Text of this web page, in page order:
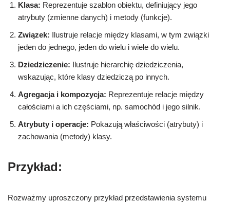
Klasa: Reprezentuje szablon obiektu, definiujący jego
atrybuty (zmienne danych) i metody (funkcje).
Związek: Ilustruje relacje między klasami, w tym związki
jeden do jednego, jeden do wielu i wiele do wielu.
Dziedziczenie: Ilustruje hierarchię dziedziczenia,
wskazując, które klasy dziedziczą po innych.
Agregacja i kompozycja: Reprezentuje relacje między
całościami a ich częściami, np. samochód i jego silnik.
Atrybuty i operacje: Pokazują właściwości (atrybuty) i
zachowania (metody) klasy.
Przykład:
Rozważmy uproszczony przykład przedstawienia systemu